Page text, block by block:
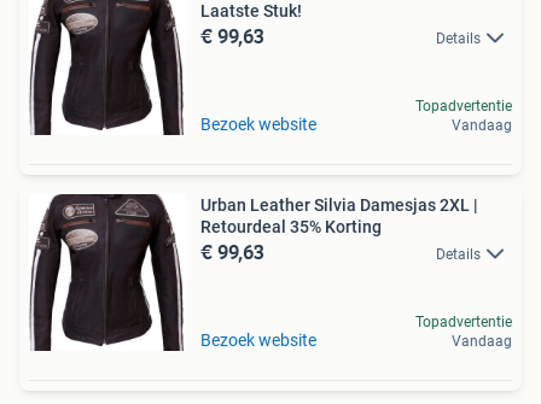
Laatste Stuk!
€ 99,63 Details
Bezoek website
Topadvertentie
Vandaag
Urban Leather Silvia Damesjas 2XL |
Retourdeal 35% Korting
€ 99,63 Details
Bezoek website
Topadvertentie
Vandaag